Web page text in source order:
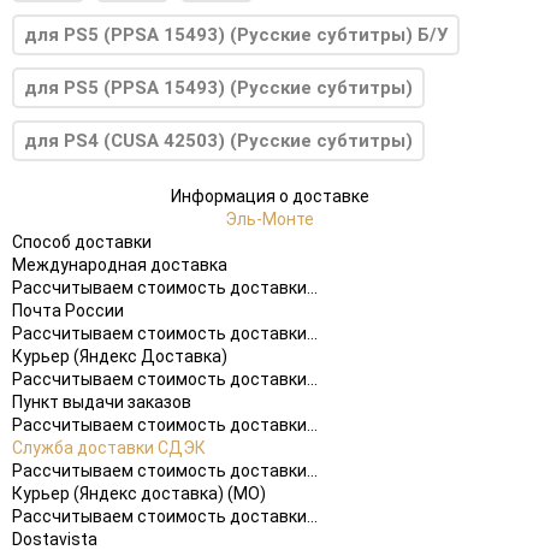
для PS5 (PPSA 15493) (Русские субтитры) Б/У
для PS5 (PPSA 15493) (Русские субтитры)
для PS4 (CUSA 42503) (Русские субтитры)
Информация о доставке
Эль-Монте
Способ доставки
Международная доставка
Рассчитываем стоимость доставки...
Почта России
Рассчитываем стоимость доставки...
Курьер (Яндекс Доставка)
Рассчитываем стоимость доставки...
Пункт выдачи заказов
Рассчитываем стоимость доставки...
Служба доставки СДЭК
Рассчитываем стоимость доставки...
Курьер (Яндекс доставка) (МО)
Рассчитываем стоимость доставки...
Dostavista